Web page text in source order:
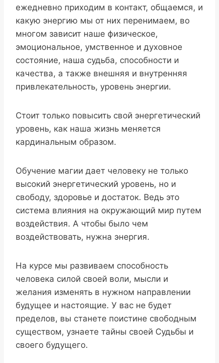
ежедневно приходим в контакт, общаемся, и
какую энергию мы от них перенимаем, во
многом зависит наше физическое,
эмоциональное, умственное и духовное
состояние, наша судьба, способности и
качества, а также внешняя и внутренняя
привлекательность, уровень энергии.
Стоит только повысить свой энергетический
уровень, как наша жизнь меняется
кардинальным образом.
Обучение магии дает человеку не только
высокий энергетический уровень, но и
свободу, здоровье и достаток. Ведь это
система влияния на окружающий мир путем
воздействия. А чтобы было чем
воздействовать, нужна энергия.
На курсе мы развиваем способность
человека силой своей воли, мысли и
желания изменять в нужном направлении
будущее и настоящие. У вас не будет
пределов, вы станете поистине свободным
существом, узнаете тайны своей Судьбы и
своего будущего.